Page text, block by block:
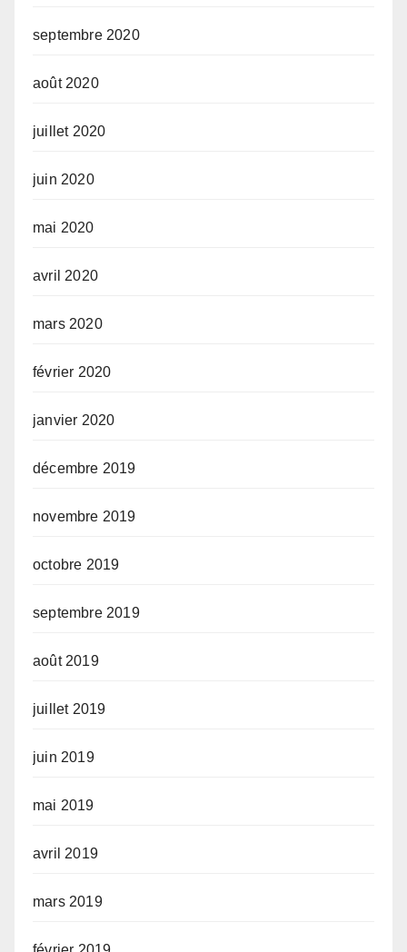
septembre 2020
août 2020
juillet 2020
juin 2020
mai 2020
avril 2020
mars 2020
février 2020
janvier 2020
décembre 2019
novembre 2019
octobre 2019
septembre 2019
août 2019
juillet 2019
juin 2019
mai 2019
avril 2019
mars 2019